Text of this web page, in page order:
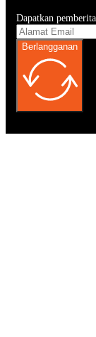
Dapatkan
Berlangganan